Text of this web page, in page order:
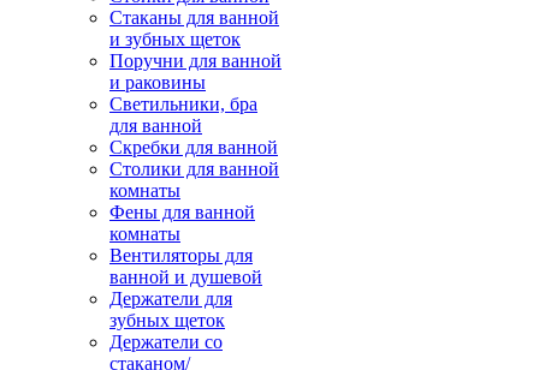
Стаканы для ванной
и зубных щеток
Поручни для ванной
и раковины
Светильники, бра
для ванной
Скребки для ванной
Столики для ванной
комнаты
Фены для ванной
комнаты
Вентиляторы для
ванной и душевой
Держатели для
зубных щеток
Держатели со
стаканом/